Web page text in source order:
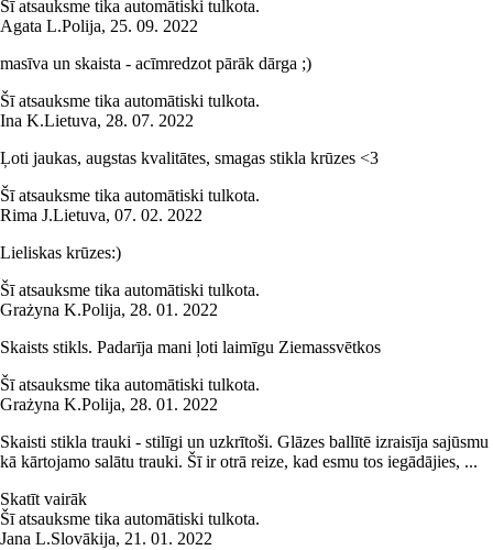
Šī atsauksme tika automātiski tulkota.
Agata L.Polija, 25. 09. 2022
masīva un skaista - acīmredzot pārāk dārga ;)
Šī atsauksme tika automātiski tulkota.
Ina K.Lietuva, 28. 07. 2022
Ļoti jaukas, augstas kvalitātes, smagas stikla krūzes <3
Šī atsauksme tika automātiski tulkota.
Rima J.Lietuva, 07. 02. 2022
Lieliskas krūzes:)
Šī atsauksme tika automātiski tulkota.
Grażyna K.Polija, 28. 01. 2022
Skaists stikls. Padarīja mani ļoti laimīgu Ziemassvētkos
Šī atsauksme tika automātiski tulkota.
Grażyna K.Polija, 28. 01. 2022
Skaisti stikla trauki - stilīgi un uzkrītoši. Glāzes ballītē izraisīja sajūsmu
kā kārtojamo salātu trauki. Šī ir otrā reize, kad esmu tos iegādājies, ...
Skatīt vairāk
Šī atsauksme tika automātiski tulkota.
Jana L.Slovākija, 21. 01. 2022